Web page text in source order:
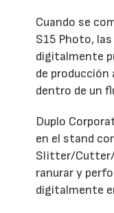
Cuando se
S15 Photo,
digitalmente
de producción
dentro de un
Duplo
en el stand
Slitter/Cutter/
ranurar y
digitalmente